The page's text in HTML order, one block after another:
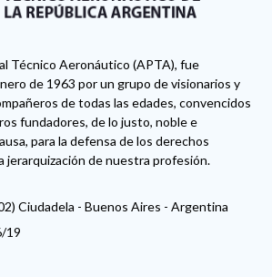
Técnico Aeronáutico (APTA), fue
de 1963 por un grupo de visionarios y
de todas las edades, convencidos
fundadores, de lo justo, noble e
para la defensa de los derechos
jerarquización de nuestra profesión.
Ciudadela - Buenos Aires - Argentina
19